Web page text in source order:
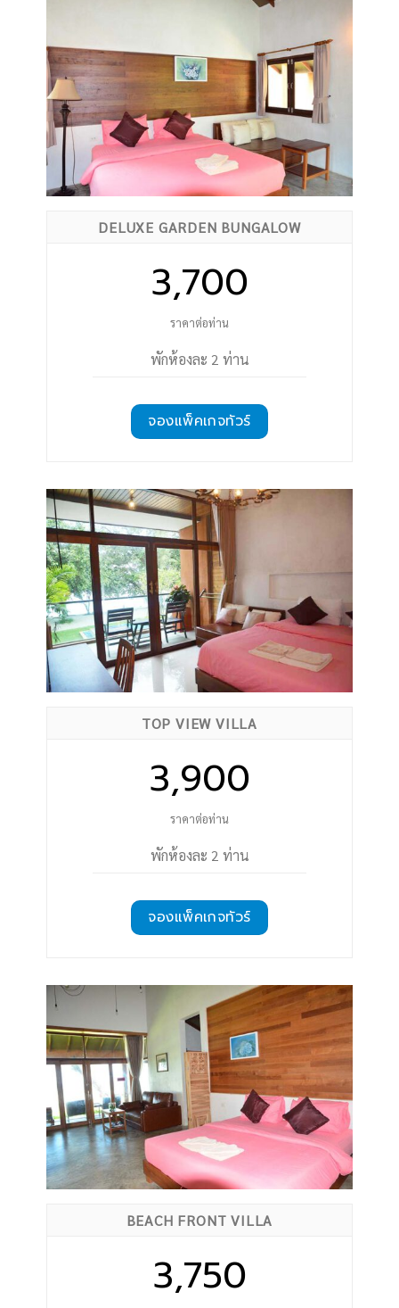
DELUXE GARDEN BUNGALOW
3,700
ราคาต่อท่าน
พักห้องละ 2 ท่าน
จองแพ็คเกจทัวร์
TOP VIEW VILLA
3,900
ราคาต่อท่าน
พักห้องละ 2 ท่าน
จองแพ็คเกจทัวร์
BEACH FRONT VILLA
3,750